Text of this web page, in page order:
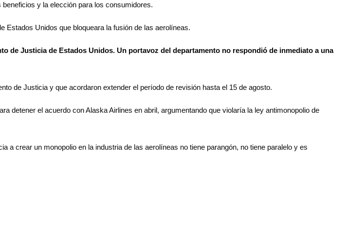
y la elección para los consumidores.
Estados Unidos que bloqueara la fusión de las aerolíneas.
de Justicia de Estados Unidos. Un portavoz del departamento no respondió de inmediato a una
de Justicia y que acordaron extender el período de revisión hasta el 15 de agosto.
detener el acuerdo con Alaska Airlines en abril, argumentando que violaría la ley antimonopolio de
a crear un monopolio en la industria de las aerolíneas no tiene parangón, no tiene paralelo y es